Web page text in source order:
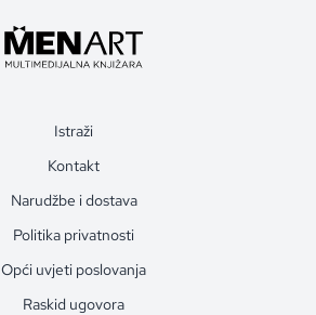
Istraži
Kontakt
Narudžbe i dostava
Politika privatnosti
Opći uvjeti poslovanja
Raskid ugovora